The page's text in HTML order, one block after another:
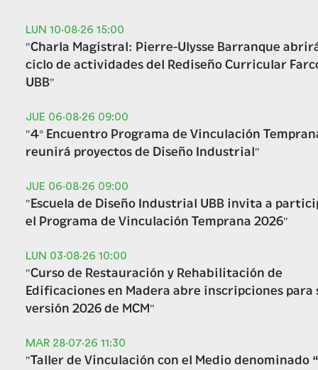
LUN 10·08·26 15:00
"Charla Magistral: Pierre-Ulysse Barranque
ciclo de actividades del Rediseño Curricular
UBB"
JUE 06·08·26 09:00
"4° Encuentro Programa de Vinculación
reunirá proyectos de Diseño Industrial"
JUE 06·08·26 09:00
"Escuela de Diseño Industrial UBB invita a
el Programa de Vinculación Temprana 2026"
LUN 03·08·26 10:00
"Curso de Restauración y Rehabilitación de
Edificaciones en Madera abre inscripciones para
versión 2026 de MCM"
MAR 28·07·26 11:30
"Taller de Vinculación con el Medio denominado